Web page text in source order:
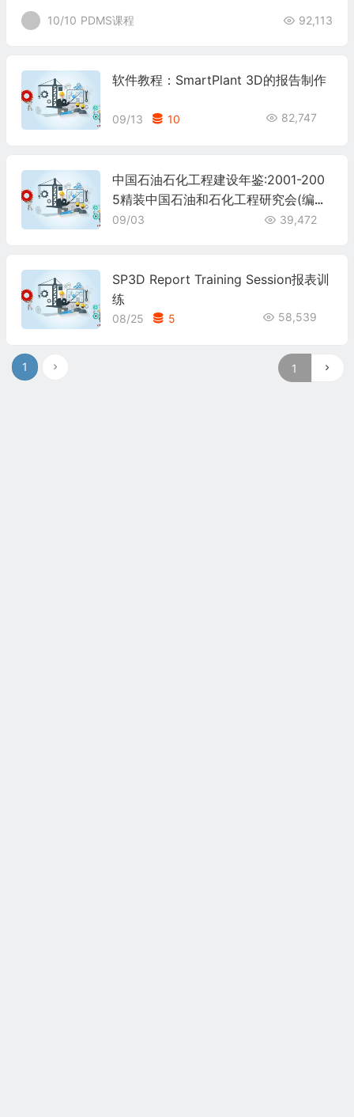
10/10 PDMS课程 92,113
软件教程：SmartPlant 3D的报告制作
09/13 82,747
10
中国石油石化工程建设年鉴:2001-200
5精装中国石油和石化工程研究会(编者)
9787802292383
09/03 39,472
SP3D Report Training Session报表训
练
08/25 58,539
5
1